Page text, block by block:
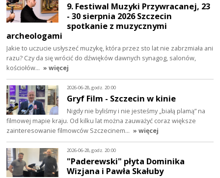
9. Festiwal Muzyki Przywracanej, 23
- 30 sierpnia 2026 Szczecin
spotkanie z muzycznymi
archeologami
Jakie to uczucie usłyszeć muzykę, która przez sto lat nie zabrzmiała ani
razu? Czy da się wrócić do dźwięków dawnych synagog, salonów,
kościołów… » więcej
2026-06-28, godz. 20:00
Gryf Film - Szczecin w kinie
Nigdy nie byliśmy i nie jesteśmy „białą plamą” na
filmowej mapie kraju. Od kilku lat można zauważyć coraz większe
zainteresowanie filmowców Szczecinem… » więcej
2026-06-28, godz. 20:00
"Paderewski" płyta Dominika
Wizjana i Pawła Skałuby